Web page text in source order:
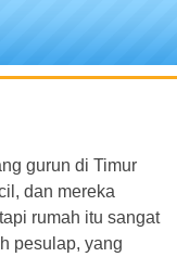
gurun di Timur
dan mereka
rumah itu sangat
pesulap, yang